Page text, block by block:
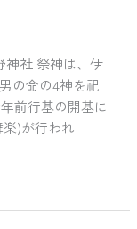
神社 祭神は、伊
の命の4神を祀
前行基の開基に
)が行われ